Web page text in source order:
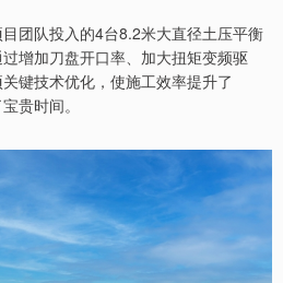
团队投入的4台8.2米大直径土压平衡
增加刀盘开口率、加大扭矩变频驱
键技术优化，使施工效率提升了
贵时间。